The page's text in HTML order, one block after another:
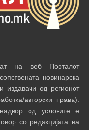
на веб Порталот
новинарска
издавачи од регионот
авторски права).
од условите е
со редакцијата на